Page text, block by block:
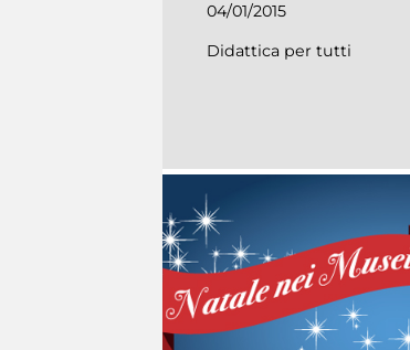
04/01/2015
Didattica per tutti